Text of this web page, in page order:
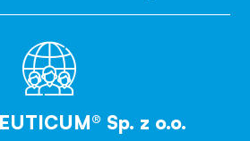
Sp. z o.o.